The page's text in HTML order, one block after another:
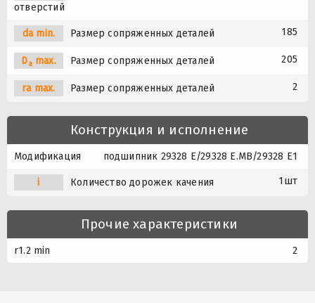
отверстий
da min. Размер сопряженных деталей 185
Damax. Размер сопряженных деталей 205
ra max. Размер сопряженных деталей 2
Конструкция и исполнение
Модификация подшипник 29328 E/29328 E.MB/29328 E1
i Количество дорожек качения 1шт
Прочие характеристики
r1.2 min 2